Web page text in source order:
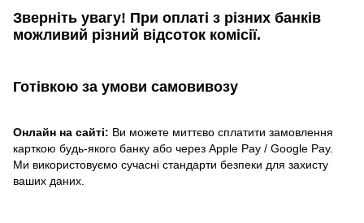
Зверніть увагу!​ При оплаті з різних банків
можливий різний відсоток комісії.
Готівкою за умови самовивозу
Онлайн на сайті: Ви можете миттєво сплатити замовлення
карткою будь-якого банку або через Apple Pay / Google Pay.
Ми використовуємо сучасні стандарти безпеки для захисту
ваших даних.